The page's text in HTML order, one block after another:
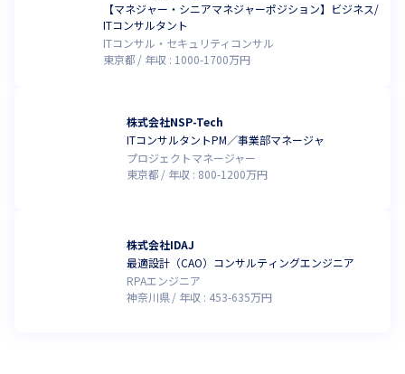
【マネジャー・シニアマネジャーポジション】ビジネス/
ITコンサルタント
ITコンサル・セキュリティコンサル
東京都
年収 : 1000-1700万円
株式会社NSP-Tech
ITコンサルタントPM／事業部マネージャ
プロジェクトマネージャー
東京都
年収 : 800-1200万円
株式会社IDAJ
最適設計（CAO）コンサルティングエンジニア
RPAエンジニア
神奈川県
年収 : 453-635万円